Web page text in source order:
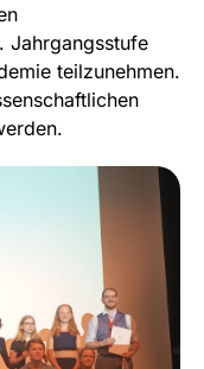
Jahrgangsstufe
teilzunehmen.